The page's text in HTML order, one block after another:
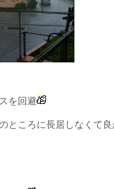
を回避
ところに長居しなくて